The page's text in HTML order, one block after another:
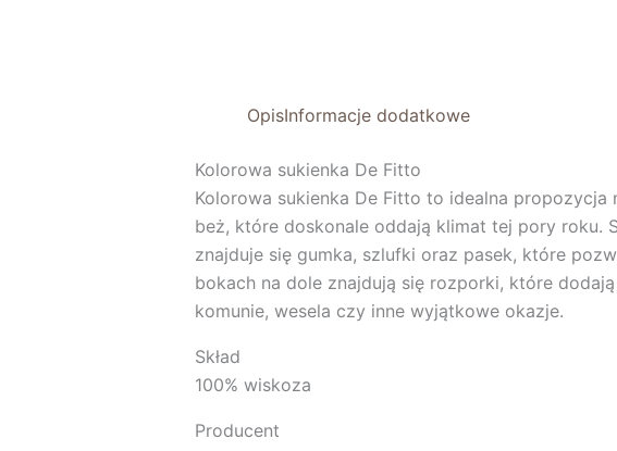
OpisInformacje dodatkowe
Kolorowa sukienka De Fitto
Kolorowa sukienka De Fitto to idealna propozycja
beż, które doskonale oddają klimat tej pory roku.
znajduje się gumka, szlufki oraz pasek, które
bokach na dole znajdują się rozporki, które
komunie, wesela czy inne wyjątkowe okazje.
Skład
100% wiskoza
Producent